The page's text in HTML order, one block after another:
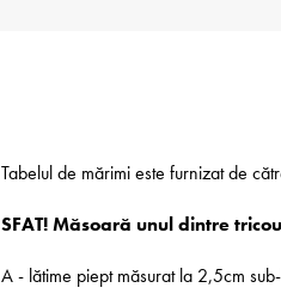
Tabelul de mărimi este furnizat de
SFAT! Măsoară unul dintre
A - lătime piept măsurat la 2,5cm